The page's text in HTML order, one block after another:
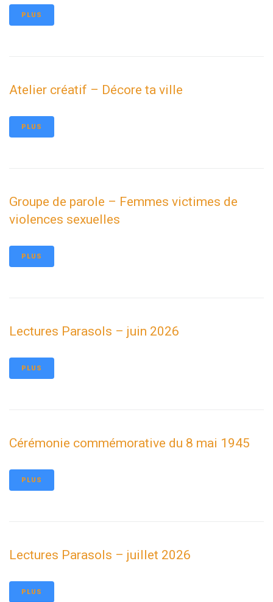
PLUS
Atelier créatif – Décore ta ville
PLUS
Groupe de parole – Femmes victimes de
violences sexuelles
PLUS
Lectures Parasols – juin 2026
PLUS
Cérémonie commémorative du 8 mai 1945
PLUS
Lectures Parasols – juillet 2026
PLUS